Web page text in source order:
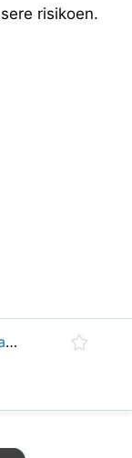
risikoen.
Hva er de fleste abdominale aortaaneurismer forårsaket av?